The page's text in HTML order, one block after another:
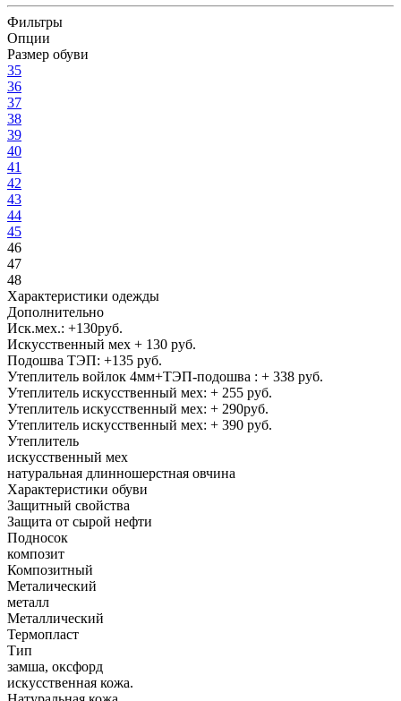
Фильтры
Опции
Размер обуви
35
36
37
38
39
40
41
42
43
44
45
46
47
48
Характеристики одежды
Дополнительно
Иск.мех.: +130руб.
Искусственный мех + 130 руб.
Подошва ТЭП: +135 руб.
Утеплитель войлок 4мм+ТЭП-подошва : + 338 руб.
Утеплитель искусственный мех: + 255 руб.
Утеплитель искусственный мех: + 290руб.
Утеплитель искусственный мех: + 390 руб.
Утеплитель
искусственный мех
натуральная длинношерстная овчина
Характеристики обуви
Защитный свойства
Защита от сырой нефти
Подносок
композит
Композитный
Металический
металл
Металлический
Термопласт
Тип
замша, оксфорд
искусственная кожа.